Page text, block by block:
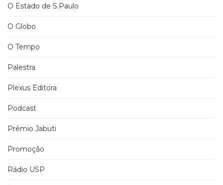
O Estado de S.Paulo
O Globo
O Tempo
Palestra
Plexus Editora
Podcast
Prêmio Jabuti
Promoção
Rádio USP